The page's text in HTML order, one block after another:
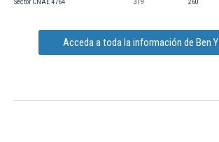
Sector CNAE 4764 319 260
Acceda a toda la información de Ben